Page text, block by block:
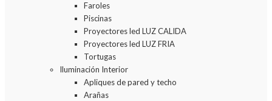
Faroles
Piscinas
Proyectores led LUZ CALIDA
Proyectores led LUZ FRIA
Tortugas
Iluminación Interior
Apliques de pared y techo
Arañas